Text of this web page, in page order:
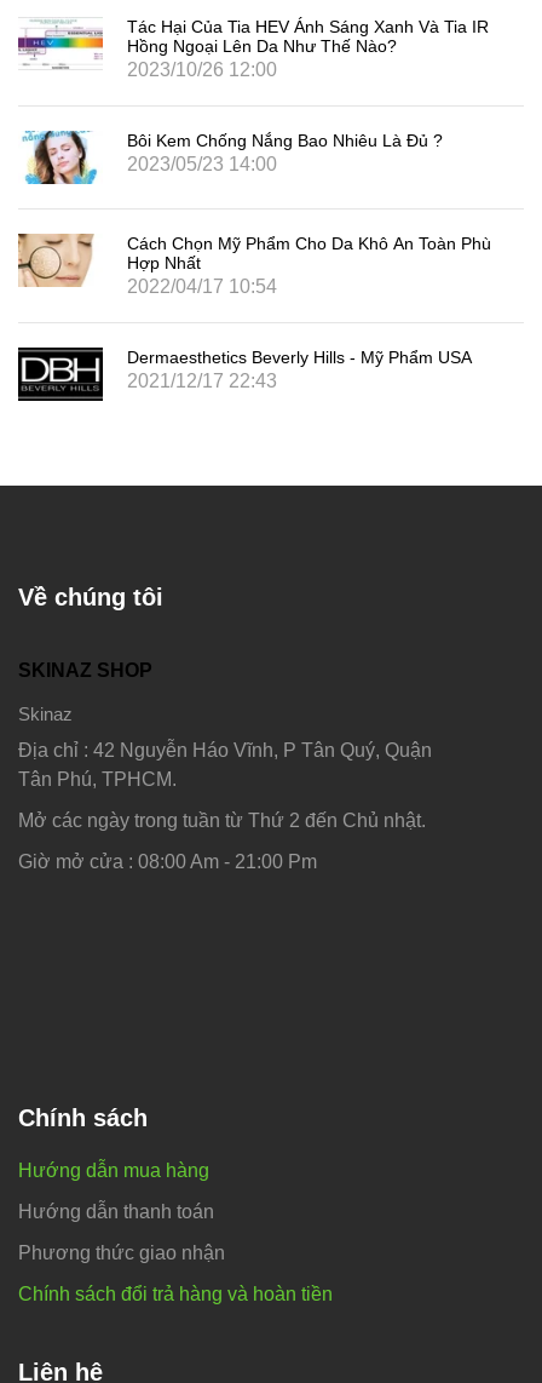
Tác Hại Của Tia HEV Ánh Sáng Xanh Và Tia IR
Hồng Ngoại Lên Da Như Thế Nào?
2023/10/26 12:00
Bôi Kem Chống Nắng Bao Nhiêu Là Đủ ?
2023/05/23 14:00
Cách Chọn Mỹ Phẩm Cho Da Khô An Toàn Phù
Hợp Nhất
2022/04/17 10:54
Dermaesthetics Beverly Hills - Mỹ Phẩm USA
2021/12/17 22:43
Về chúng tôi
SKINAZ SHOP
Skinaz
Địa chỉ : 42 Nguyễn Háo Vĩnh, P Tân Quý, Quận
Tân Phú, TPHCM.
Mở các ngày trong tuần từ Thứ 2 đến Chủ nhật.
Giờ mở cửa : 08:00 Am - 21:00 Pm
Chính sách
Hướng dẫn mua hàng
Hướng dẫn thanh toán
Phương thức giao nhận
Chính sách đổi trả hàng và hoàn tiền
Liên hệ